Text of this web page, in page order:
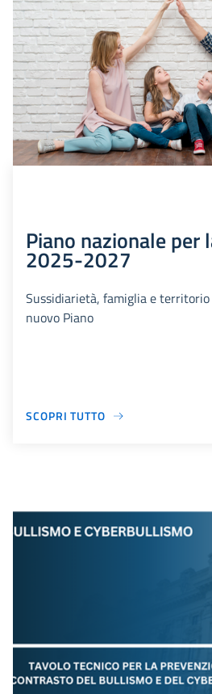
Piano nazionale per
2025-2027
Sussidiarietà, famiglia e
nuovo Piano
SCOPRI TUTTO